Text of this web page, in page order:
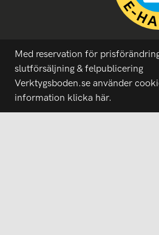
Med reservation för
slutförsäljning & felpublicering
Verktygsboden.se använder
information klicka här.